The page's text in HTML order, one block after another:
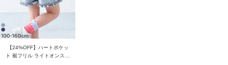
【24%OFF】ハートポケッ
ト 裾フリル ライトオンスデ